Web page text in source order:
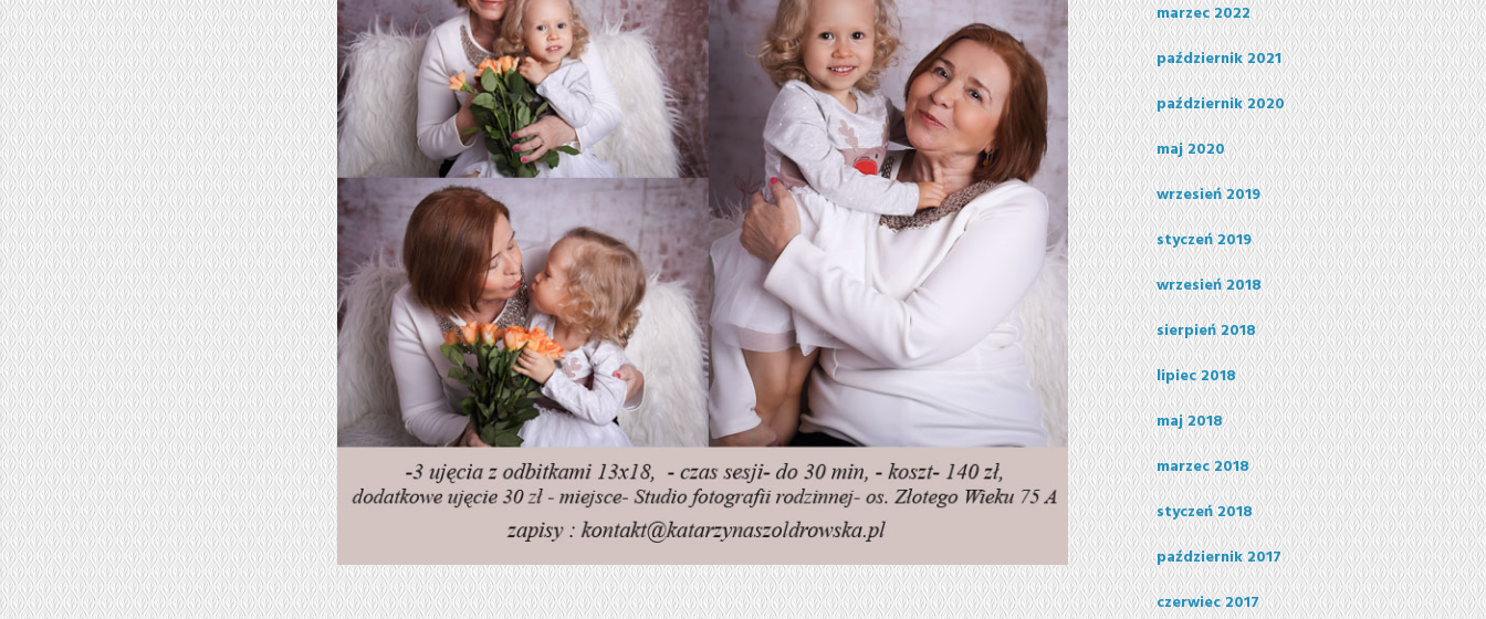
marzec 2022
październik 2021
październik 2020
maj 2020
wrzesień 2019
styczeń 2019
wrzesień 2018
sierpień 2018
lipiec 2018
maj 2018
marzec 2018
styczeń 2018
październik 2017
czerwiec 2017